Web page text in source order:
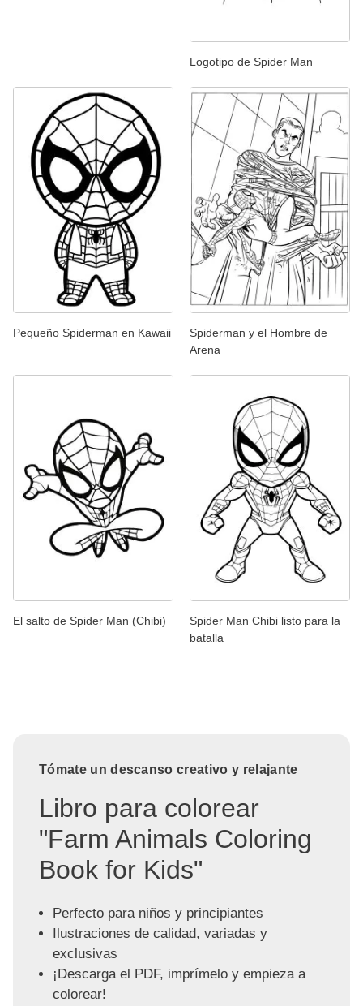
Logotipo de Spider Man
Pequeño Spiderman en Kawaii
Spiderman y el Hombre de
Arena
El salto de Spider Man (Chibi)
Spider Man Chibi listo para la
batalla
Tómate un descanso creativo y relajante
Libro para colorear
"Farm Animals Coloring
Book for Kids"
Perfecto para niños y principiantes
Ilustraciones de calidad, variadas y
exclusivas
¡Descarga el PDF, imprímelo y empieza a
colorear!